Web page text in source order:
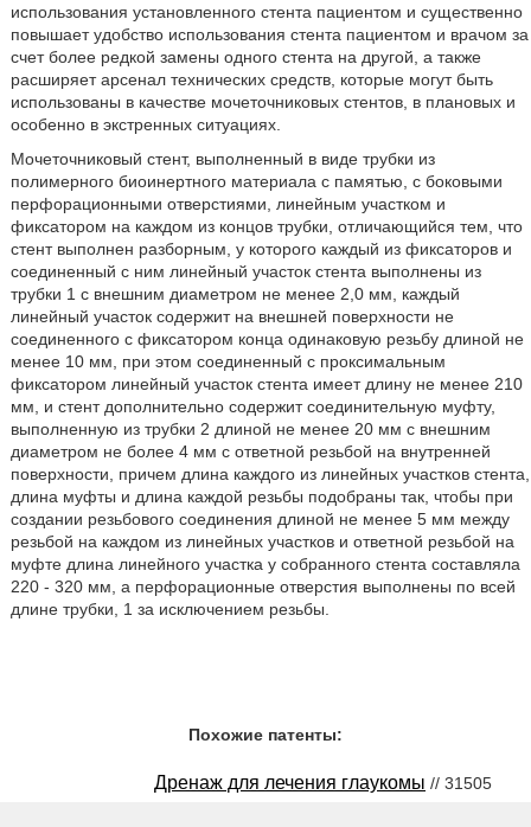
использования установленного стента пациентом и существенно
повышает удобство использования стента пациентом и врачом за
счет более редкой замены одного стента на другой, а также
расширяет арсенал технических средств, которые могут быть
использованы в качестве мочеточниковых стентов, в плановых и
особенно в экстренных ситуациях.
Мочеточниковый стент, выполненный в виде трубки из
полимерного биоинертного материала с памятью, с боковыми
перфорационными отверстиями, линейным участком и
фиксатором на каждом из концов трубки, отличающийся тем, что
стент выполнен разборным, у которого каждый из фиксаторов и
соединенный с ним линейный участок стента выполнены из
трубки 1 с внешним диаметром не менее 2,0 мм, каждый
линейный участок содержит на внешней поверхности не
соединенного с фиксатором конца одинаковую резьбу длиной не
менее 10 мм, при этом соединенный с проксимальным
фиксатором линейный участок стента имеет длину не менее 210
мм, и стент дополнительно содержит соединительную муфту,
выполненную из трубки 2 длиной не менее 20 мм с внешним
диаметром не более 4 мм с ответной резьбой на внутренней
поверхности, причем длина каждого из линейных участков стента,
длина муфты и длина каждой резьбы подобраны так, чтобы при
создании резьбового соединения длиной не менее 5 мм между
резьбой на каждом из линейных участков и ответной резьбой на
муфте длина линейного участка у собранного стента составляла
220 - 320 мм, а перфорационные отверстия выполнены по всей
длине трубки, 1 за исключением резьбы.
Похожие патенты:
Дренаж для лечения глаукомы // 31505